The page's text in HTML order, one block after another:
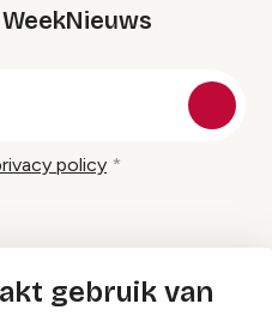
gebruik van
policy